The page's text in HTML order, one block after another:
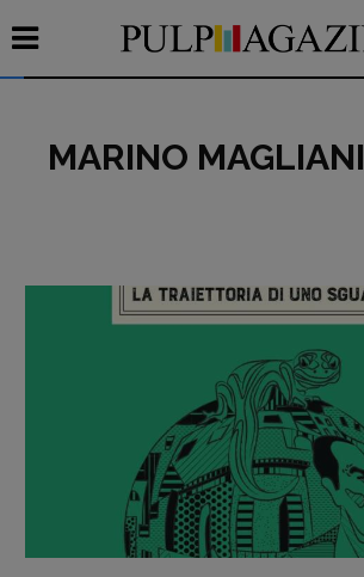
Recensioni
Primo Piano
Archeologie del
presente
Fumetti
Libro & Film
Pulp for kids
MARINO MAGLIANI